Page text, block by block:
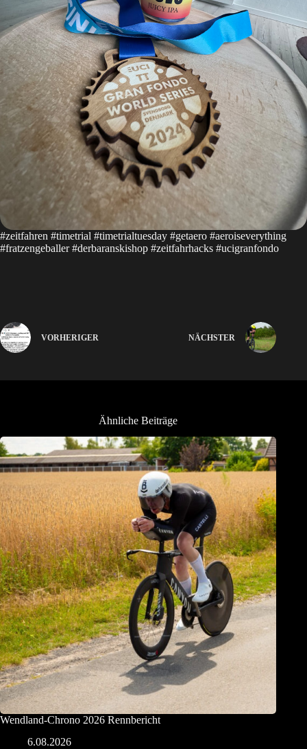
#zeitfahren #timetrial #timetrialtuesday #getaero #aeroiseverything
#fratzengeballer #derbaranskishop #zeitfahrhacks #ucigranfondo
VORHERIGER NÄCHSTER
Ähnliche Beiträge
Wendland-Chrono 2026 Rennbericht
6.08.2026